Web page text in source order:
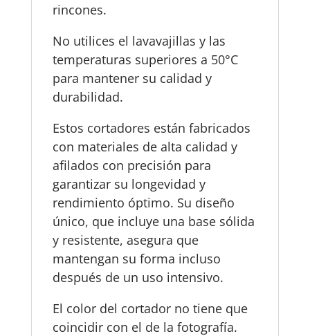
rincones.
No utilices el lavavajillas y las
temperaturas superiores a 50°C
para mantener su calidad y
durabilidad.
Estos cortadores están fabricados
con materiales de alta calidad y
afilados con precisión para
garantizar su longevidad y
rendimiento óptimo. Su diseño
único, que incluye una base sólida
y resistente, asegura que
mantengan su forma incluso
después de un uso intensivo.
El color del cortador no tiene que
coincidir con el de la fotografía.